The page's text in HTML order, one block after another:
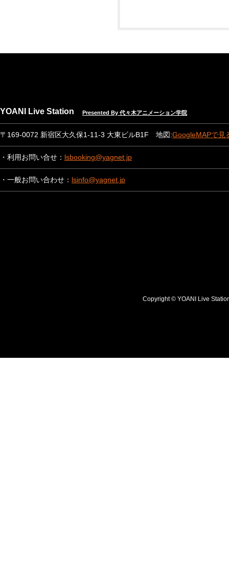
YOANI Live Station Presented By 代々木アニメーション学院
〒169-0072 新宿区大久保1-11-3 大東ビルB1F 地図:GoogleMAPで見
・利用お問い合せ： lsbooking@yagnet.jp
・一般お問い合わせ： lsinfo@yagnet.jp
Copyright © YOANI Live